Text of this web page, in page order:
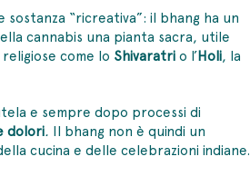
“ricreativa”: il bhang ha un
cannabis una pianta sacra, utile
come lo Shivaratrio l’Holi, la
e sempre dopo processi di
dolori. Il bhang non è quindi un
cucina e delle celebrazioni indiane.